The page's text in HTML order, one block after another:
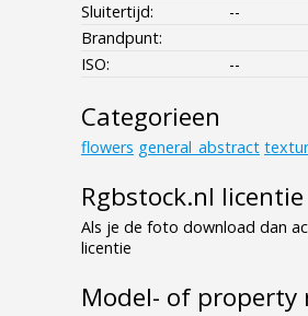
Sluitertijd:
--
Brandpunt:
ISO:
--
Categorieen
flowers general_abstract
Rgbstock.nl licentie
Als je de foto download dan
licentie
Model- of property